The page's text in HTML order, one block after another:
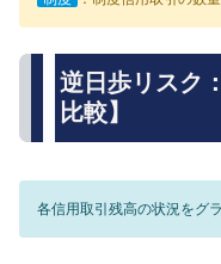
逆日歩リスク
比較】
各信用取引残高の状況をグ